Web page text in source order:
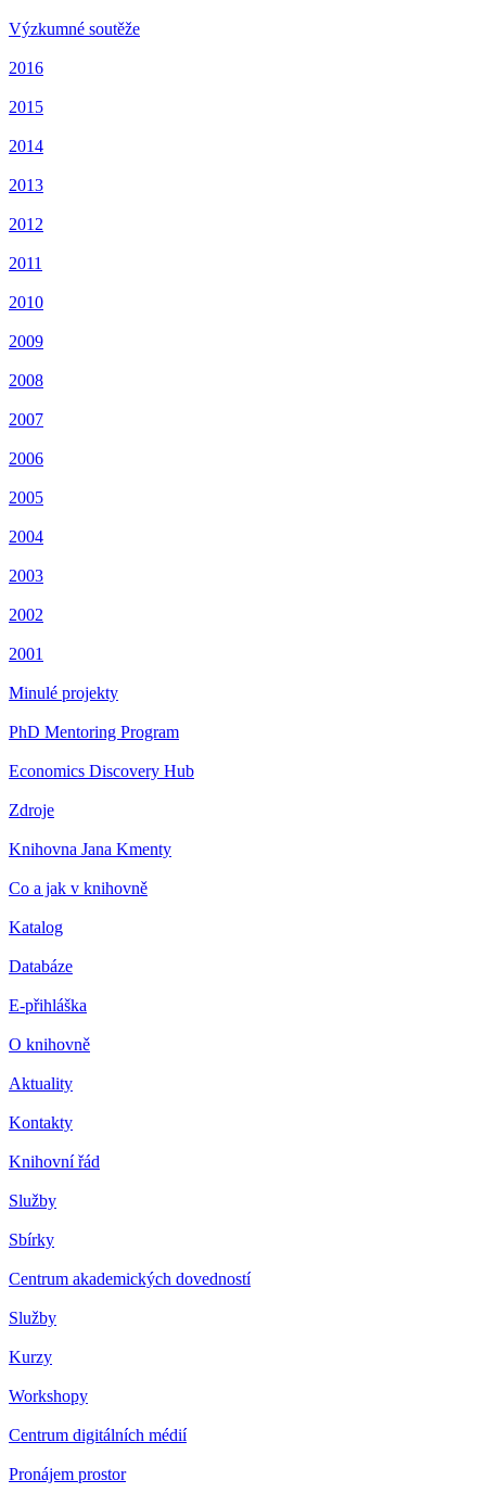
Výzkumné soutěže
2016
2015
2014
2013
2012
2011
2010
2009
2008
2007
2006
2005
2004
2003
2002
2001
Minulé projekty
PhD Mentoring Program
Economics Discovery Hub
Zdroje
Knihovna Jana Kmenty
Co a jak v knihovně
Katalog
Databáze
E-přihláška
O knihovně
Aktuality
Kontakty
Knihovní řád
Služby
Sbírky
Centrum akademických dovedností
Služby
Kurzy
Workshopy
Centrum digitálních médií
Pronájem prostor